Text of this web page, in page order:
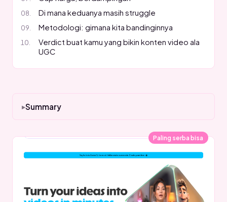
Summary
Di mana keduanya masih struggle
Metodologi: gimana kita bandinginnya
Verdict buat kamu yang bikin konten video ala
UGC
Paling serba bisa